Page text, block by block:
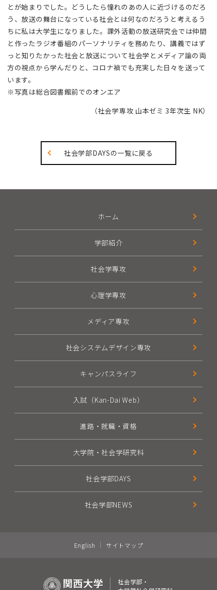
とが始まりでした。どうしたら憧れのあの人に近づけるのだろ
う、放送の舞台になっている社会とは何なのだろうと考えるう
ちに私は大学生になりました。課外活動の放送研究会では仲間
と作ったラジオ番組のパーソナリティを務めたり、講義ではず
っと知りたかった社会と放送について社会学とメディア論の両
方の視点から学んだりと、コロナ禍でも充実した日々を送って
います。
※写真は総合図書館前でのオンエア
（社会学専攻 山本ゼミ 3年次生 NK）
社会学部DAYSの一覧に戻る
ホーム
学部紹介
社会学専攻
心理学専攻
メディア専攻
社会システムデザイン専攻
キャンパスライフ
入試（Kan-Dai Web）
進路・就職・資格
大学院・社会学研究科
社会学部DAYS
社会学部NEWS
English サイトマップ
社会学部・